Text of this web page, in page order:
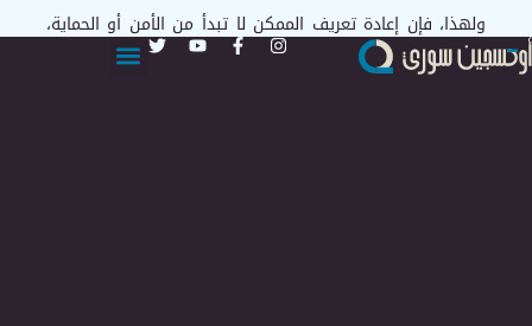
ولهذا، فإن إعادة تعريف الممكن لا تبدأ من الأمن أو الحماية،
بل من استعادة السياسة بوصفها فعلاً أخلاقياً وتنظيمياً.
السياسة، في تعريفها الأدق، ليست فن الممكن فحسب، ذلك